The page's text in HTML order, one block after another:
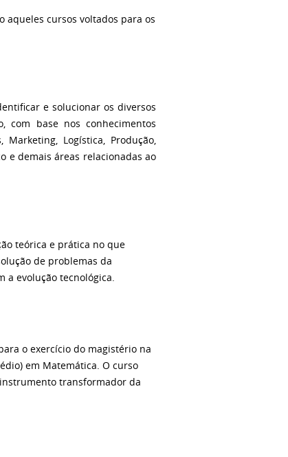
aqueles cursos voltados para os
e solucionar os diversos
com base nos conhecimentos
Logística, Produção,
e demais áreas relacionadas ao
teórica e prática no que
de problemas da
a evolução tecnológica.
o exercício do magistério na
em Matemática. O curso
transformador da